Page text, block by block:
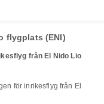
flygplats (ENI)
från El Nido Lio
för inrikesflyg från El